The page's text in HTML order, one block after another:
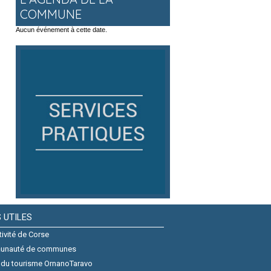
COMMUNE
Aucun événement à cette date.
UTILES
de Corse
de communes
tourisme OrnanoTaravo